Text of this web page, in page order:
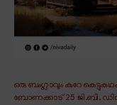
ഒരു ബംഗ്ലാവും കുറേ
ബോണക്കാട് 25 ജി.ബി.